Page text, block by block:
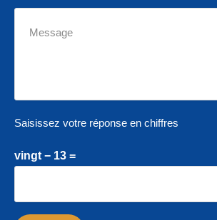
Saisissez votre réponse en chiffres
vingt − 13 =